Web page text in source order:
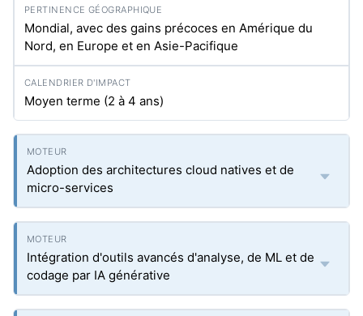
Mondial, avec des gains précoces en Amérique du
Nord, en Europe et en Asie-Pacifique
Moyen terme (2 à 4 ans)
Adoption des architectures cloud natives et de
micro-services
Intégration d'outils avancés d'analyse, de ML et de
codage par IA générative